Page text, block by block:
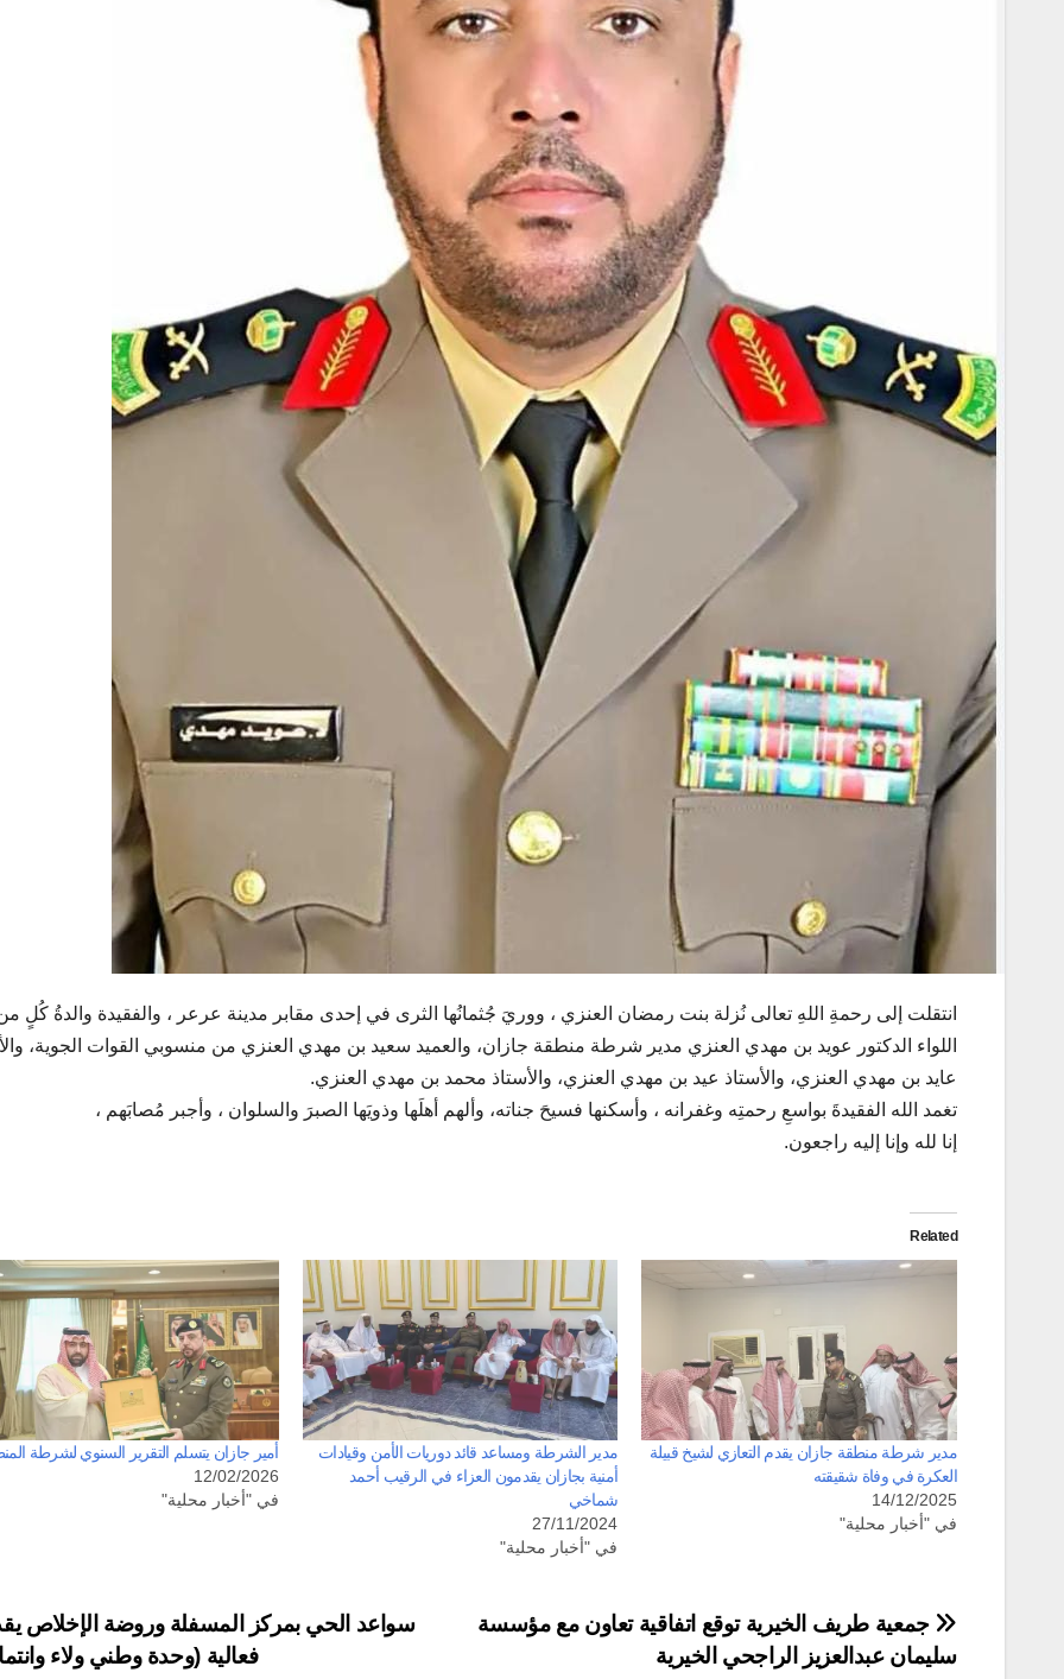
انتقلت إلى رحمةِ اللهِ تعالى نُزلة بنت رمضان العنزي ، ووريَ جُثمانُها الثرى في إحدى مقابر مدينة عرعر ، والفقيدة والدةُ كُلٍ
اللواء الدكتور عويد بن مهدي العنزي مدير شرطة منطقة جازان، والعميد سعيد بن مهدي العنزي من منسوبي القوات الجوية،
عايد بن مهدي العنزي، والأستاذ عيد بن مهدي العنزي، والأستاذ محمد بن مهدي العنزي.
تغمد الله الفقيدةَ بواسعِ رحمتِه وغفرانه ، وأسكنها فسيحَ جناته، وألهم أهلَها وذويَها الصبرَ والسلوان ، وأجبر مُصابَهم ،
إنا لله وإنا إليه راجعون.
Related
مدير شرطة منطقة جازان يقدم التعازي لشيخ قبيلة
العكرة في وفاة شقيقته
14/12/2025
في "أخبار محلية"
مدير الشرطة ومساعد قائد دوريات الأمن وقيادات
أمنية بجازان يقدمون العزاء في الرقيب أحمد
شماخي
27/11/2024
في "أخبار محلية"
أمير جازان يتسلم التقرير السنوي لشرطة
12/02/2026
في "أخبار محلية"
تصفّح
سواعد الحي بمركز المسفلة وروضة الإخلاص
فعالية (وحدة وطني ولاء
جمعية طريف الخيرية توقع اتفاقية تعاون مع مؤسسة
سليمان عبدالعزيز الراجحي الخيرية